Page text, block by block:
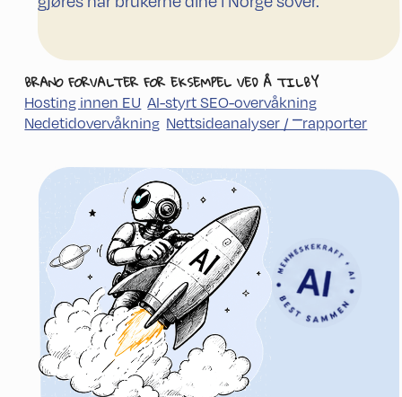
BRANO FORVALTER FOR EKSEMPEL VED Å TILBY
Hosting innen EU AI-styrt SEO-overvåkning
Nedetid­overvåkning Nettside­analyser / ⎻rapporter